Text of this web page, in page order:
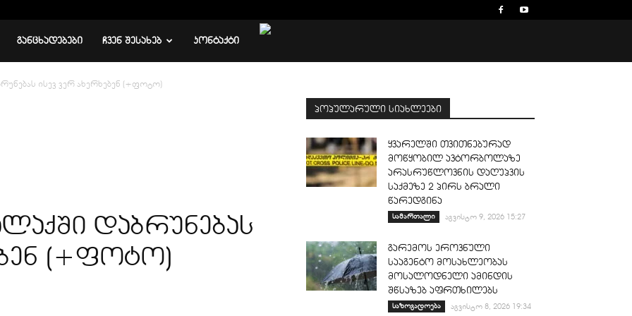
ᲒᲐᲜᲪᲮᲐᲓᲔᲑᲔᲑᲘ ᲩᲕᲔᲜ ᲨᲔᲡᲐᲮᲔᲑ ᲙᲝᲜᲢᲐᲥᲢᲘ
ისევ ვერ ახერხებენ (+ფოტო)
დაბრუნებას
(+ფოტო)
პოპულარული სიახლეები
ყვარელში თვითნებურად
მოწყობილ ავტორბოლაზე
არასრუწლოვნის დაღუპვის
საქმეზე 2 პირს ბრალი
წარედგინა
სამართალი აგვისტო 9, 2026 15:27
გარემოს ეროვნული
სააგენტო მოსახლეობას
მოსალოდნელი ამინდის
შწსაზებ აფრთხილებს
საზოგადოება აგვისტო 8, 2026 19:34